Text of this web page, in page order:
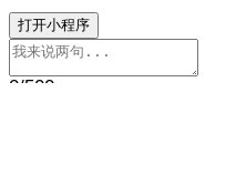
打开小程序
0/500